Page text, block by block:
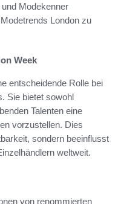
Modekenner
London zu
Week
entscheidende Rolle bei
Sie bietet sowohl
Talenten eine
vorzustellen. Dies
sondern beeinflusst
weltweit.
von renommierten